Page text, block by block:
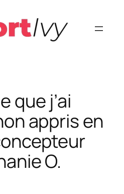
que j’ai
appris en
O.